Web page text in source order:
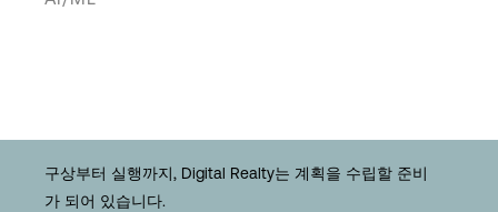
구상부터 실행까지, Digital Realty는 계획을 수립할 준비
가 되어 있습니다.